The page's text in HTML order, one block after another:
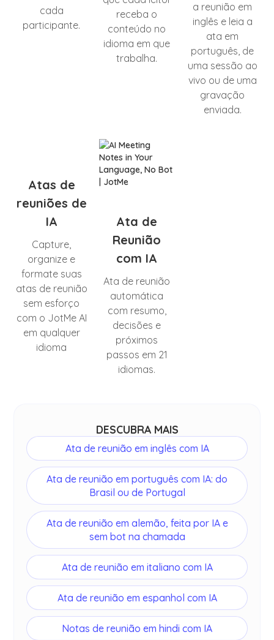
cada
participante.
receba o
conteúdo no
idioma em que
trabalha.
a reunião em
inglês e leia a
ata em
português, de
uma sessão ao
vivo ou de uma
gravação
enviada.
Atas de
reuniões de
IA
Capture,
organize e
formate suas
atas de reunião
sem esforço
com o JotMe AI
em qualquer
idioma
Ata de
Reunião
com IA
Ata de reunião
automática
com resumo,
decisões e
próximos
passos em 21
idiomas.
DESCUBRA MAIS
Ata de reunião em inglês com IA
Ata de reunião em português com IA: do
Brasil ou de Portugal
Ata de reunião em alemão, feita por IA e
sem bot na chamada
Ata de reunião em italiano com IA
Ata de reunião em espanhol com IA
Notas de reunião em hindi com IA